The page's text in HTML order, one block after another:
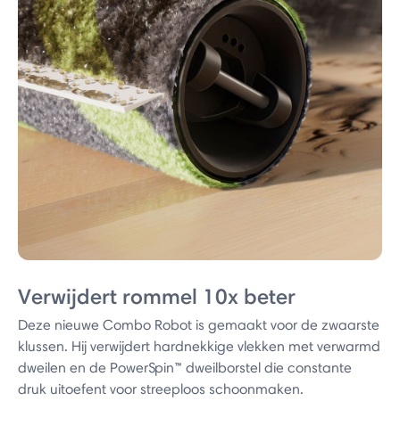
Verwijdert rommel 10x beter
Deze nieuwe Combo Robot is gemaakt voor de zwaarste
klussen. Hij verwijdert hardnekkige vlekken met verwarmd
dweilen en de PowerSpin™ dweilborstel die constante
druk uitoefent voor streeploos schoonmaken.